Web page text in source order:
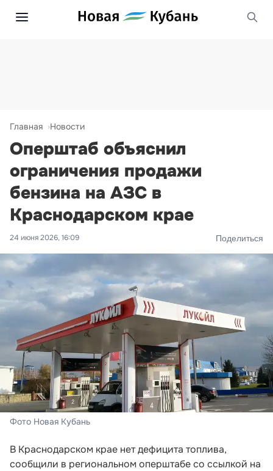
Главная Новости
Оперштаб объяснил
ограничения продажи
бензина на АЗС в
Краснодарском крае
24 июня 2026, 16:09 Поделиться
Фото Новая Кубань
В Краснодарском крае нет дефицита топлива,
сообщили в региональном оперштабе со ссылкой на